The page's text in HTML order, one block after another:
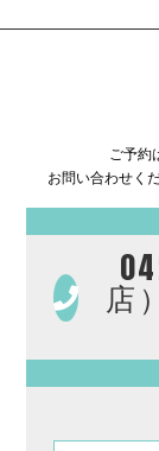
ご予約
お問い合わせく
店